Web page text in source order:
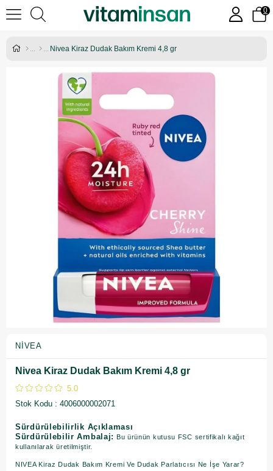
0
Nivea Kiraz Dudak Bakım Kremi 4,8 gr
NIVEA
Nivea Kiraz Dudak Bakım Kremi 4,8 gr
5.0
Stok Kodu
4006000002071
Sürdürülebilirlik Açıklaması
Sürdürülebilir Ambalaj: Bu ürünün kutusu FSC sertifikalı kağıt
kullanılarak üretilmiştir.
NIVEA Kiraz Dudak Bakım Kremi Ve Dudak Parlatıcısı Ne İşe Yarar?